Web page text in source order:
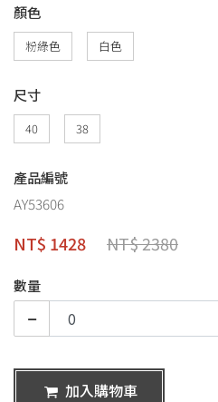
顏色
粉綠色 白色
尺寸
40 38
產品編號
AY53606
NT$ 1428 NT$ 2380
數量
加入購物車